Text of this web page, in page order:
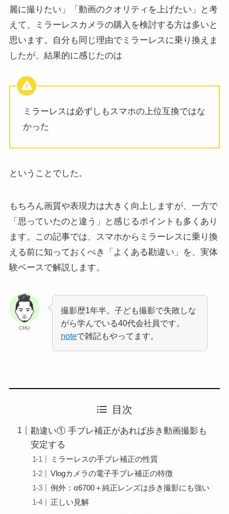
麗に撮りたい」「動画のクオリティを上げたい」と考
えて、ミラーレスカメラの購入を検討する方は多いと
思います。自分も同じ理由でミラーレスに乗り換えま
したが、結果的に感じたのは
ミラーレスは必ずしもスマホの上位互換ではな
かった
ということでした。
もちろん画質や表現力は大きく向上しますが、一方で
「思っていたのと違う」と感じるポイントも多くあり
ます。この記事では、スマホからミラーレスに乗り換
える前に知っておくべき「よくある勘違い」を、実体
験ベースで解説します。
CHU
撮影歴1年半。子ども撮影で失敗しな
がら学んでいる40代会社員です。
noteで雑記もやってます。
目次
勘違い① 手ブレ補正があれば歩き動画撮影も
安定する
ミラーレスの手ブレ補正の性質
Vlogカメラの電子手ブレ補正の特徴
例外：α6700＋純正レンズは歩き撮影にも強い
正しい見解